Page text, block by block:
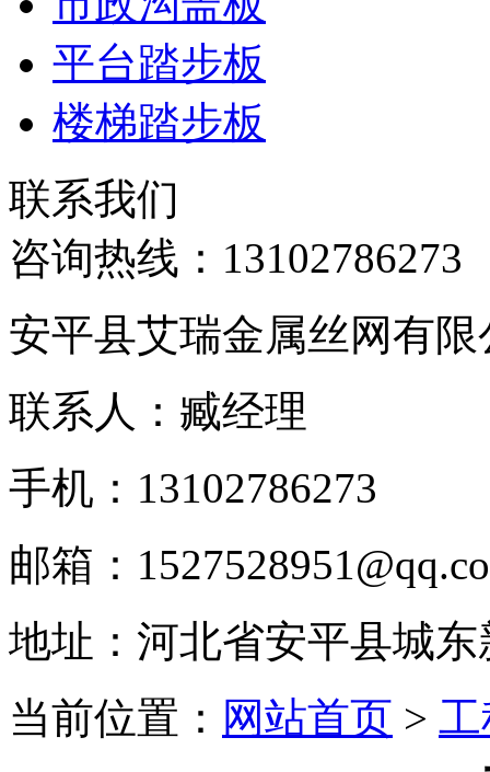
平台踏步板
楼梯踏步板
联系我们
咨询热线： 13102786273
安平县艾瑞金属丝网有限
联系人：臧经理
手机：13102786273
邮箱：
地址：河北省安平县城
当前位置： 网站首页 >